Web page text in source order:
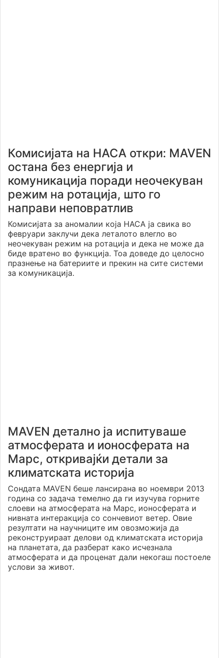
Комисијата на НАСА откри: MAVEN
остана без енергија и
комуникација поради неочекуван
режим на ротација, што го
направи неповратлив
Комисијата за аномалии која НАСА ја свика во
февруари заклучи дека леталото влегло во
неочекуван режим на ротација и дека не може да
биде вратено во функција. Тоа доведе до целосно
празнење на батериите и прекин на сите системи
за комуникација.
MAVEN детално ја испитуваше
атмосферата и ионосферата на
Марс, откривајќи детали за
климатската историја
Сондата MAVEN беше лансирана во ноември 2013
година со задача темелно да ги изучува горните
слоеви на атмосферата на Марс, ионосферата и
нивната интеракција со сончевиот ветер. Овие
резултати на научниците им овозможија да
реконструираат делови од климатската историја
на планетата, да разберат како исчезнала
атмосферата и да проценат дали некогаш постоеле
услови за живот.